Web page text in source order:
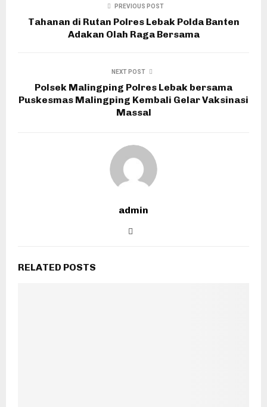
PREVIOUS POST
Tahanan di Rutan Polres Lebak Polda Banten
Adakan Olah Raga Bersama
NEXT POST
Polsek Malingping Polres Lebak bersama
Puskesmas Malingping Kembali Gelar Vaksinasi
Massal
admin
RELATED POSTS